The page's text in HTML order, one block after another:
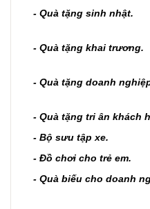
- Quà tặng sinh nhật.
- Quà tặng khai trương.
- Quà tặng doanh
- Quà tặng tri ân khách
- Bộ sưu tập xe.
- Đồ chơi cho trẻ em.
- Quà biếu cho doanh